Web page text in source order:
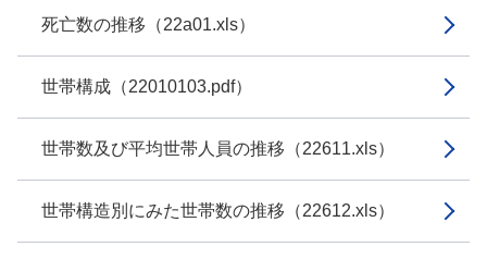
死亡数の推移（22a01.xls）
世帯構成（22010103.pdf）
世帯数及び平均世帯人員の推移（22611.xls）
世帯構造別にみた世帯数の推移（22612.xls）